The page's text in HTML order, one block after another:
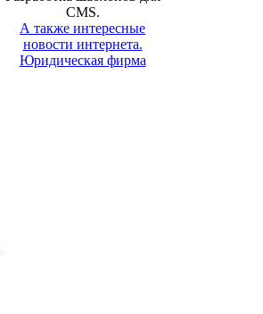
CMS.
А также интересные
новости интернета.
Юридическая фирма